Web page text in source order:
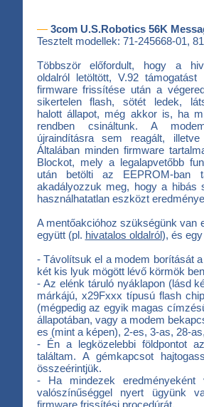
— 3com U.S.Robotics 56K
Tesztelt modellek: 71-245668-01,
Többször előfordult, hogy a
oldalról letöltött, V.92 támogatást
firmware frissítése után a
sikertelen flash, sötét ledek,
halott állapot, még akkor is, ha
rendben csináltunk. A
újraindításra sem reagált,
Általában minden firmware
Blockot, mely a legalapvetőbb
után betölti az EEPROM-ban
akadályozzuk meg, hogy a hibás
használhatatlan eszközt
A mentőakcióhoz szükségünk van
együtt (pl. hivatalos oldalról), és
- Távolítsuk el a modem borítását
két kis lyuk mögött lévő körmök
- Az elénk táruló nyáklapon (lásd
márkájú, x29Fxxx típusú flash
(mégpedig az egyik magas
állapotában, vagy a modem
es (mint a képen), 2-es, 3-as, 28-
- Én a legközelebbi földpontot
találtam. A gémkapcsot
összeérintjük.
- Ha mindezek
valószínűséggel nyert ügyünk